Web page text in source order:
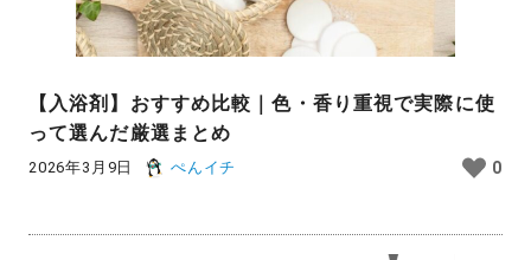
【入浴剤】おすすめ比較｜色・香り重視で実際に使
って選んだ厳選まとめ
2026年3月9日 ぺんイチ 0